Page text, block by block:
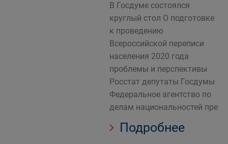
В Госдуме состоялся
круглый стол О подготовке
к проведению
Всероссийской переписи
населения 2020 года
проблемы и перспективы
Росстат депутаты Госдумы
Федеральное агентство по
делам национальностей пре
Подробнее